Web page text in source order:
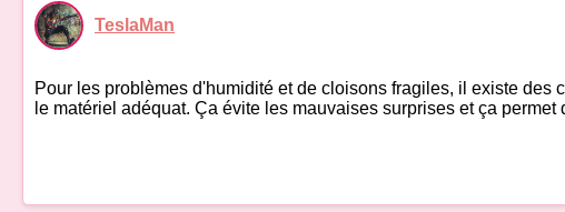
TeslaMan
Pour les problèmes d'humidité et de cloisons fragiles, il existe
le matériel adéquat. Ça évite les mauvaises surprises et ça